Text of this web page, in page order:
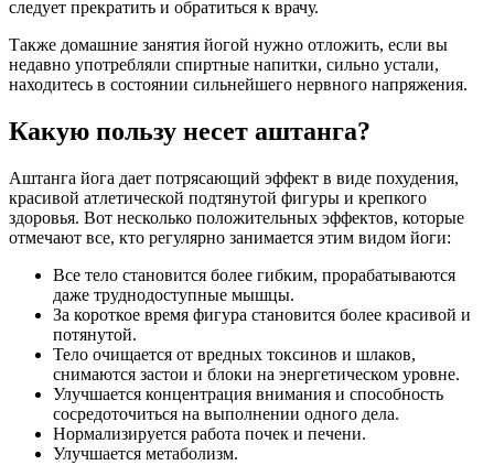
следует прекратить и обратиться к врачу.
Также домашние занятия йогой нужно отложить, если вы
недавно употребляли спиртные напитки, сильно устали,
находитесь в состоянии сильнейшего нервного напряжения.
Какую пользу несет аштанга?
Аштанга йога дает потрясающий эффект в виде похудения,
красивой атлетической подтянутой фигуры и крепкого
здоровья. Вот несколько положительных эффектов, которые
отмечают все, кто регулярно занимается этим видом йоги:
Все тело становится более гибким, прорабатываются
даже труднодоступные мышцы.
За короткое время фигура становится более красивой и
потянутой.
Тело очищается от вредных токсинов и шлаков,
снимаются застои и блоки на энергетическом уровне.
Улучшается концентрация внимания и способность
сосредоточиться на выполнении одного дела.
Нормализируется работа почек и печени.
Улучшается метаболизм.